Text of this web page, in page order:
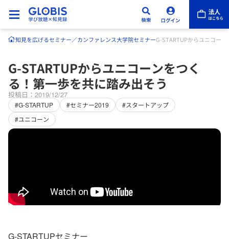
知見を広げるセミナー／カンファレンス大学院セミナーG-STARTUPからユニコー
G-STARTUPからユニコーンをつく
る！第一歩を共に踏み出そう
投稿日：2019/12/27
#G-STARTUP #セミナー2019
#スタートアップ
#ユニコーン
G-STARTUPセミナー